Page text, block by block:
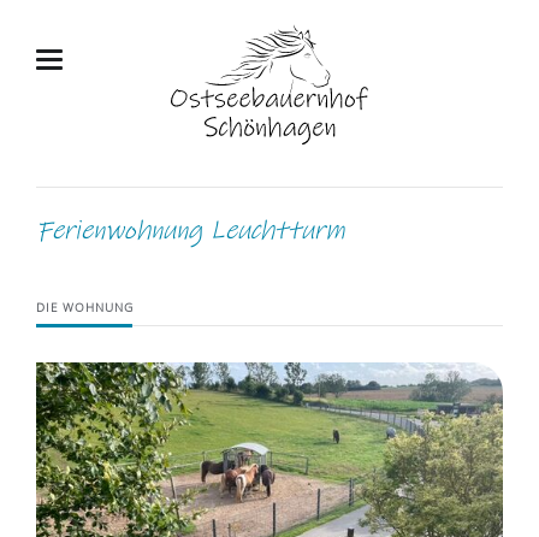
Ferienwohnung Leuchtturm
DIE WOHNUNG